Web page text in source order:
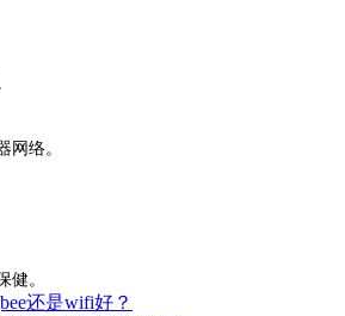
络。
。
还是wifi好？